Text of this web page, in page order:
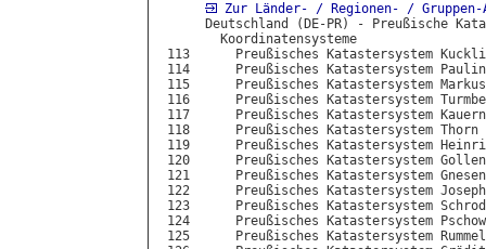
Zur Länder- / Regionen- / Gruppen-
Deutschland (DE-PR) - Preußische
        Koordinatensysteme
113      Preußisches Katastersystem
114      Preußisches Katastersystem
115      Preußisches Katastersystem
116      Preußisches Katastersystem
117      Preußisches Katastersystem
118      Preußisches Katastersystem Thorn
119      Preußisches Katastersystem
120      Preußisches Katastersystem
121      Preußisches Katastersystem
122      Preußisches Katastersystem
123      Preußisches Katastersystem
124      Preußisches Katastersystem
125      Preußisches Katastersystem